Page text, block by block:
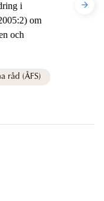
i
och
råd (ÅFS)